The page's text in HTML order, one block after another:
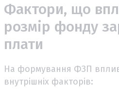
Фактори, що
розмір фонду
плати
На формування ФЗП
внутрішніх факторів: